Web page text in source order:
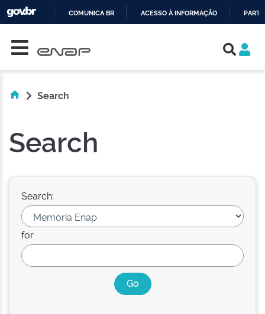
COMUNICA BR ACESSO À INFORMAÇÃO
Search
Search
Search:
for